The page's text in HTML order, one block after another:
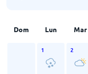
Dom Lun Mar
1 2